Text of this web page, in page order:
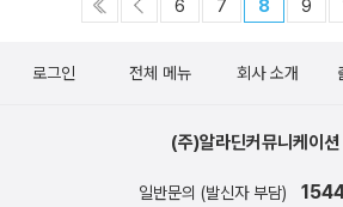
6 7 8 9
로그인 전체 메뉴 회사 소개
(주)알라딘커뮤니케이션
일반문의 (발신자 부담)